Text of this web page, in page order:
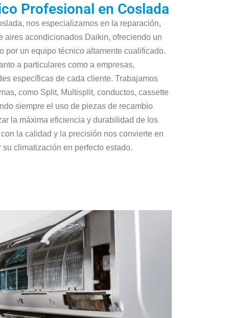
Profesional en Coslada
nos especializamos en la reparación,
aires acondicionados Daikin, ofreciendo un
por un equipo técnico altamente cualificado.
a particulares como a empresas,
específicas de cada cliente. Trabajamos
como Split, Multisplit, conductos, cassette
siempre el uso de piezas de recambio
la máxima eficiencia y durabilidad de los
la calidad y la precisión nos convierte en
climatización en perfecto estado.